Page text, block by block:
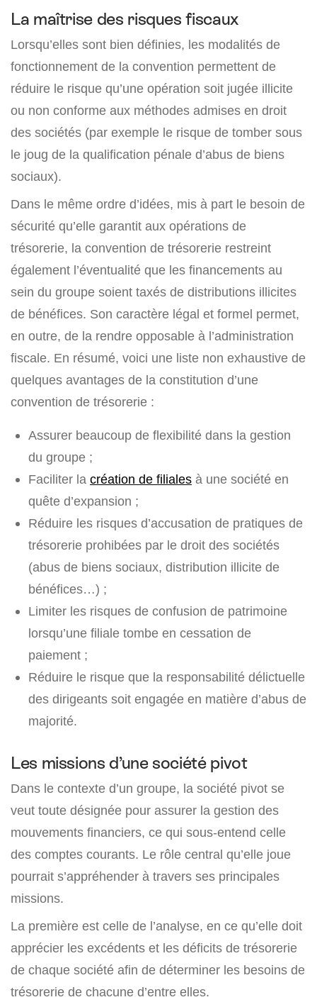
La maîtrise des risques fiscaux
Lorsqu’elles sont bien définies, les modalités de
fonctionnement de la convention permettent de
réduire le risque qu’une opération soit jugée illicite
ou non conforme aux méthodes admises en droit
des sociétés (par exemple le risque de tomber sous
le joug de la qualification pénale d’abus de biens
sociaux).
Dans le même ordre d’idées, mis à part le besoin de
sécurité qu’elle garantit aux opérations de
trésorerie, la convention de trésorerie restreint
également l’éventualité que les financements au
sein du groupe soient taxés de distributions illicites
de bénéfices. Son caractère légal et formel permet,
en outre, de la rendre opposable à l’administration
fiscale. En résumé, voici une liste non exhaustive de
quelques avantages de la constitution d’une
convention de trésorerie :
Assurer beaucoup de flexibilité dans la gestion
du groupe ;
Faciliter la création de filiales à une société en
quête d’expansion ;
Réduire les risques d’accusation de pratiques de
trésorerie prohibées par le droit des sociétés
(abus de biens sociaux, distribution illicite de
bénéfices…) ;
Limiter les risques de confusion de patrimoine
lorsqu’une filiale tombe en cessation de
paiement ;
Réduire le risque que la responsabilité délictuelle
des dirigeants soit engagée en matière d’abus de
majorité.
Les missions d’une société pivot
Dans le contexte d’un groupe, la société pivot se
veut toute désignée pour assurer la gestion des
mouvements financiers, ce qui sous-entend celle
des comptes courants. Le rôle central qu’elle joue
pourrait s’appréhender à travers ses principales
missions.
La première est celle de l’analyse, en ce qu’elle doit
apprécier les excédents et les déficits de trésorerie
de chaque société afin de déterminer les besoins de
trésorerie de chacune d’entre elles.